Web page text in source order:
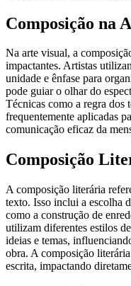
Composição na
Na arte visual, a
impactantes. Artistas
unidade e ênfase para
pode guiar o olhar do
Técnicas como a regra dos
frequentemente aplicadas
comunicação eficaz da
Composição
A composição literária
texto. Isso inclui a escolha
como a construção de
utilizam diferentes estilos
ideias e temas,
obra. A composição
escrita, impactando